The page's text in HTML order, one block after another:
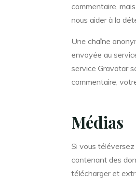
commentaire,
nous aider à la
Une chaîne
envoyée au
service Gravatar
commentaire,
Médias
Si vous téléversez
contenant des
télécharger et